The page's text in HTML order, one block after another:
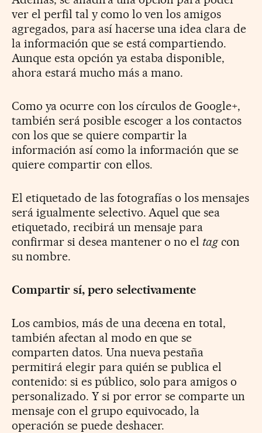
ver el perfil tal y como lo ven los amigos
agregados, para así hacerse una idea clara de
la información que se está compartiendo.
Aunque esta opción ya estaba disponible,
ahora estará mucho más a mano.
Como ya ocurre con los círculos de Google+,
también será posible escoger a los contactos
con los que se quiere compartir la
información así como la información que se
quiere compartir con ellos.
El etiquetado de las fotografías o los mensajes
será igualmente selectivo. Aquel que sea
etiquetado, recibirá un mensaje para
confirmar si desea mantener o no el tagcon
su nombre.
Compartir sí, pero selectivamente
Los cambios, más de una decena en total,
también afectan al modo en que se
comparten datos. Una nueva pestaña
permitirá elegir para quién se publica el
contenido: si es público, solo para amigos o
personalizado. Y si por error se comparte un
mensaje con el grupo equivocado, la
operación se puede deshacer.